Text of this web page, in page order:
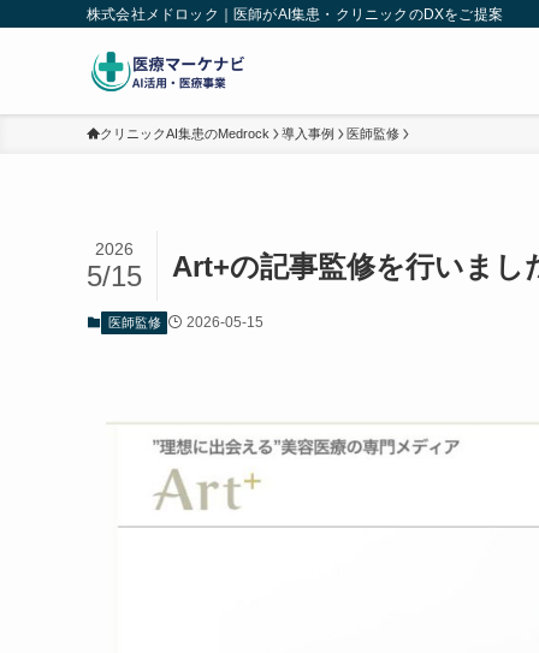
株式会社メドロック｜医師がAI集患・クリニックのDXをご提案
クリニックAI集患のMedrock 導入事例 医師監修
Art+の記事監修を行いまし
2026
5/15
医師監修 2026-05-15